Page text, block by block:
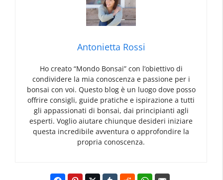
Antonietta Rossi
Ho creato “Mondo Bonsai” con l’obiettivo di
condividere la mia conoscenza e passione per i
bonsai con voi. Questo blog è un luogo dove posso
offrire consigli, guide pratiche e ispirazione a tutti
gli appassionati di bonsai, dai principianti agli
esperti. Voglio aiutare chiunque desideri iniziare
questa incredibile avventura o approfondire la
propria conoscenza.